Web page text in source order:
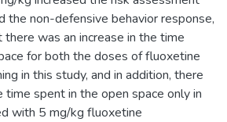
the non-defensive behavior response,
was an increase in the time
for both the doses of fluoxetine
in this study, and in addition, there
time spent in the open space only in
with 5 mg/kg fluoxetine